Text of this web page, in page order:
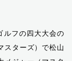
ルフの四大大会の
スターズ）で松山